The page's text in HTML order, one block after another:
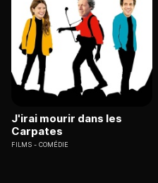
J'irai mourir dans les
Carpates
FILMS COMÉDIE